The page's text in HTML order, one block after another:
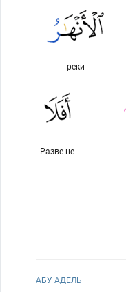
реки
Разве не
АБУ АДЕЛЬ